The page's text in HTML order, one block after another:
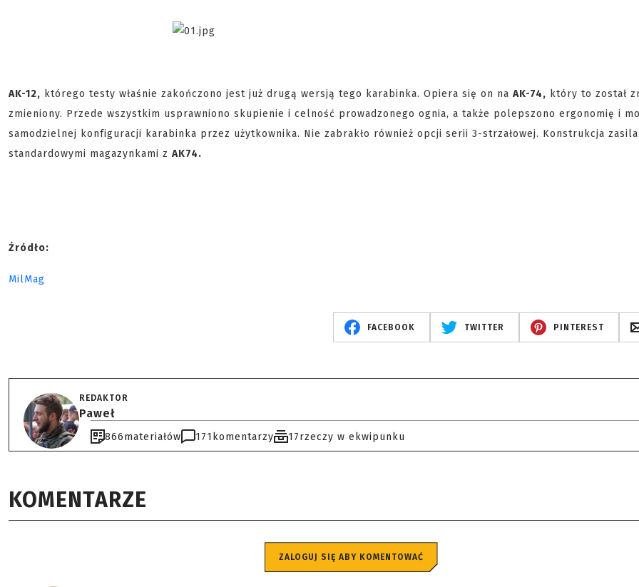
AK-12, którego testy właśnie zakończono jest już drugą wersją tego karabinka. Opiera się on na AK-74, który to został
zmieniony. Przede wszystkim usprawniono skupienie i celność prowadzonego ognia, a także polepszono ergonomię i
samodzielnej konfiguracji karabinka przez użytkownika. Nie zabrakło również opcji serii 3-strzałowej. Konstrukcja
standardowymi magazynkami z AK74.
Źródło:
MilMag
FACEBOOK TWITTER PINTEREST
REDAKTOR
Paweł
866materiałów 171 komentarzy 17rzeczy w ekwipunku
KOMENTARZE
ZALOGUJ SIĘ ABY KOMENTOWAĆ